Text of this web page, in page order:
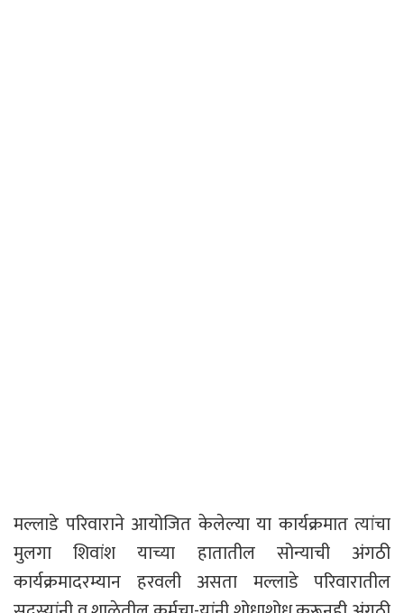
मल्लाडे परिवाराने आयोजित केलेल्या या कार्यक्रमात त्यांचा
मुलगा शिवांश याच्या हातातील सोन्याची अंगठी
कार्यक्रमादरम्यान हरवली असता मल्लाडे परिवारातील